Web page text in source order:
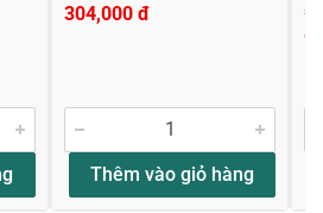
phẩm
304,000 đ
Thêm vào giỏ hàng